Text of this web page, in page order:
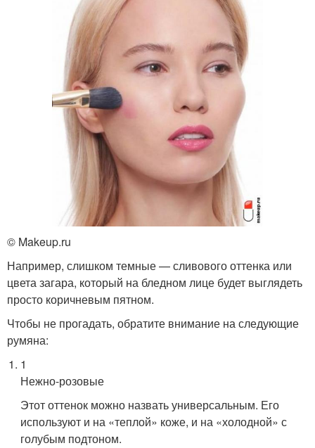
© Makeup.ru
Например, слишком темные — сливового оттенка или
цвета загара, который на бледном лице будет выглядеть
просто коричневым пятном.
Чтобы не прогадать, обратите внимание на следующие
румяна:
1
Нежно-розовые
Этот оттенок можно назвать универсальным. Его
используют и на «теплой» коже, и на «холодной» с
голубым подтоном.